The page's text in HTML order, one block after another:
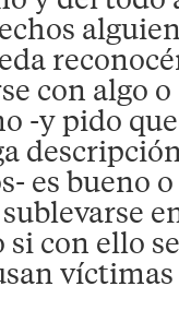
con algo
-y pido
es bueno
con ello
víctimas